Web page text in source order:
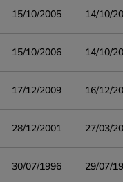
15/10/2005 14/10/
15/10/2006 14/10/
17/12/2009 16/12/
28/12/2001 27/03/
30/07/1996 29/07/